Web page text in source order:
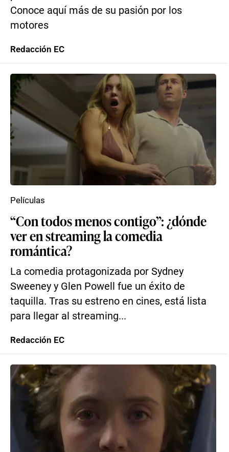
Conoce aquí más de su pasión por los
motores
Redacción EC
“Con todos menos contigo”: ¿dónde
ver en streaming la comedia
romántica?
La comedia protagonizada por Sydney
Sweeney y Glen Powell fue un éxito de
taquilla. Tras su estreno en cines, está lista
para llegar al streaming...
Películas
Redacción EC